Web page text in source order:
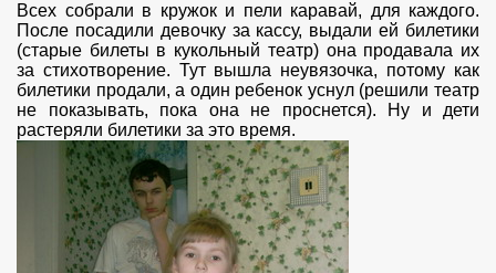
Всех собрали в кружок и пели каравай, для каждого.
После посадили девочку за кассу, выдали ей билетики
(старые билеты в кукольный театр) она продавала их
за стихотворение. Тут вышла неувязочка, потому как
билетики продали, а один ребенок уснул (решили театр
не показывать, пока она не проснется). Ну и дети
растеряли билетики за это время.